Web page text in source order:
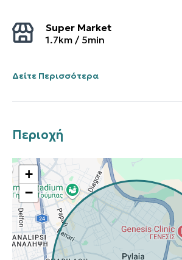
Super Market
1.7km / 5min
Δείτε Περισσότερα
Περιοχή
+
−